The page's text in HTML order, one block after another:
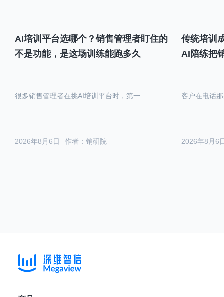
AI培训平台选哪个？销售管理者盯住的
不是功能，是这场训练能跑多久
作者：销研院
2026年8月6日
很多销售管理者在挑AI培训平台时，第一
传统培训
AI陪练把
2026年8月6
客户在电话